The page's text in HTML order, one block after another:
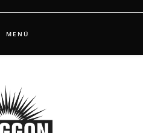
MENÜ